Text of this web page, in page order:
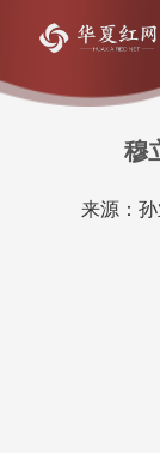
穆
来源：